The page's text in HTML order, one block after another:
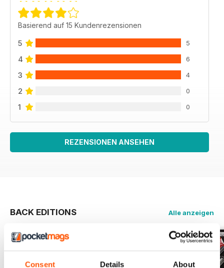
Consent Details About
Basierend auf 15 Kundenrezensionen
5 5
4 6
3 4
2 0
1 0
REZENSIONEN ANSEHEN
BACK EDITIONS Alle anzeigen